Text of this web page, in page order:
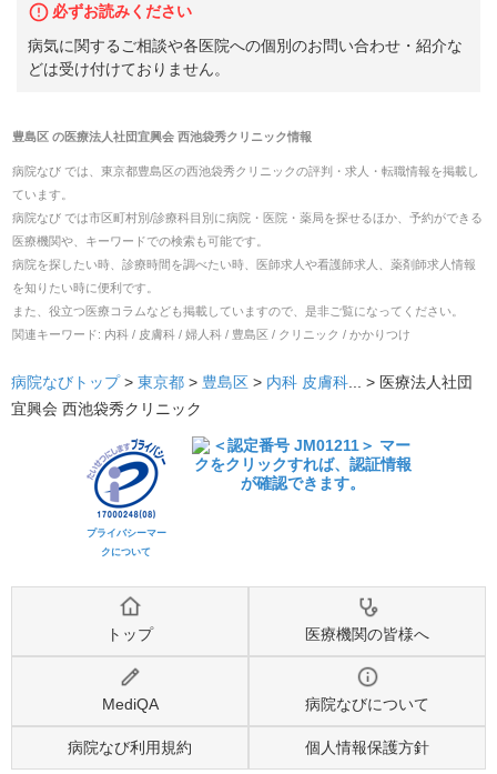
必ずお読みください
病気に関するご相談や各医院への個別のお問い合わせ・紹介な
どは受け付けておりません。
豊島区の医療法人社団宜興会 西池袋秀クリニック情報
病院なび では、 東京都豊島区の西池袋秀クリニックの評判・求人・転職情報を掲載し
ています。
病院なび では市区町村別/診療科目別に病院・医院・薬局を探せるほか、予約ができる
医療機関や、キーワードでの検索も可能です。
病院を探したい時、診療時間を調べたい時、医師求人や看護師求人、薬剤師求人情報
を知りたい時に便利です。
また、役立つ医療コラムなども掲載していますので、是非ご覧になってください。
関連キーワード: 内科 / 皮膚科 / 婦人科 / 豊島区 / クリニック / かかりつけ
病院なびトップ > 東京都 > 豊島区 > 内科 皮膚科... > 医療法人社団
宜興会 西池袋秀クリニック
プライバシーマー
クについて
トップ 医療機関の皆様へ
MediQA 病院なびについて
病院なび利用規約 個人情報保護方針